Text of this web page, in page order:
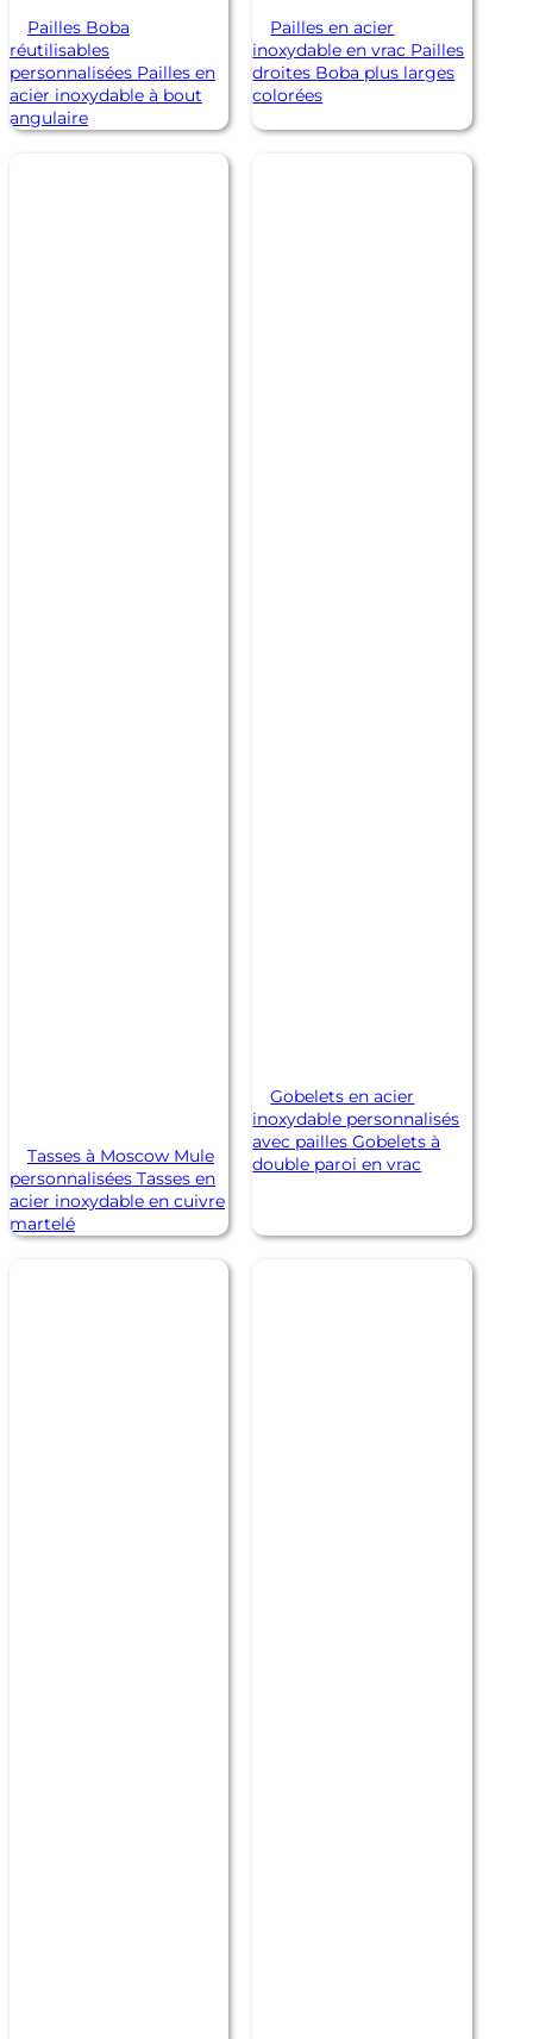
Pailles Boba
réutilisables
personnalisées Pailles en
acier inoxydable à bout
angulaire
Pailles en acier
inoxydable en vrac Pailles
droites Boba plus larges
colorées
Tasses à Moscow Mule
personnalisées Tasses en
acier inoxydable en cuivre
martelé
Gobelets en acier
inoxydable personnalisés
avec pailles Gobelets à
double paroi en vrac